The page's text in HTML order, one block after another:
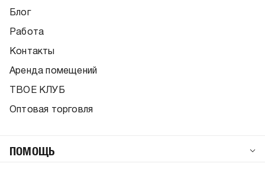
Блог
Работа
Контакты
Аренда помещений
ТВОЕ КЛУБ
Оптовая торговля
ПОМОЩЬ